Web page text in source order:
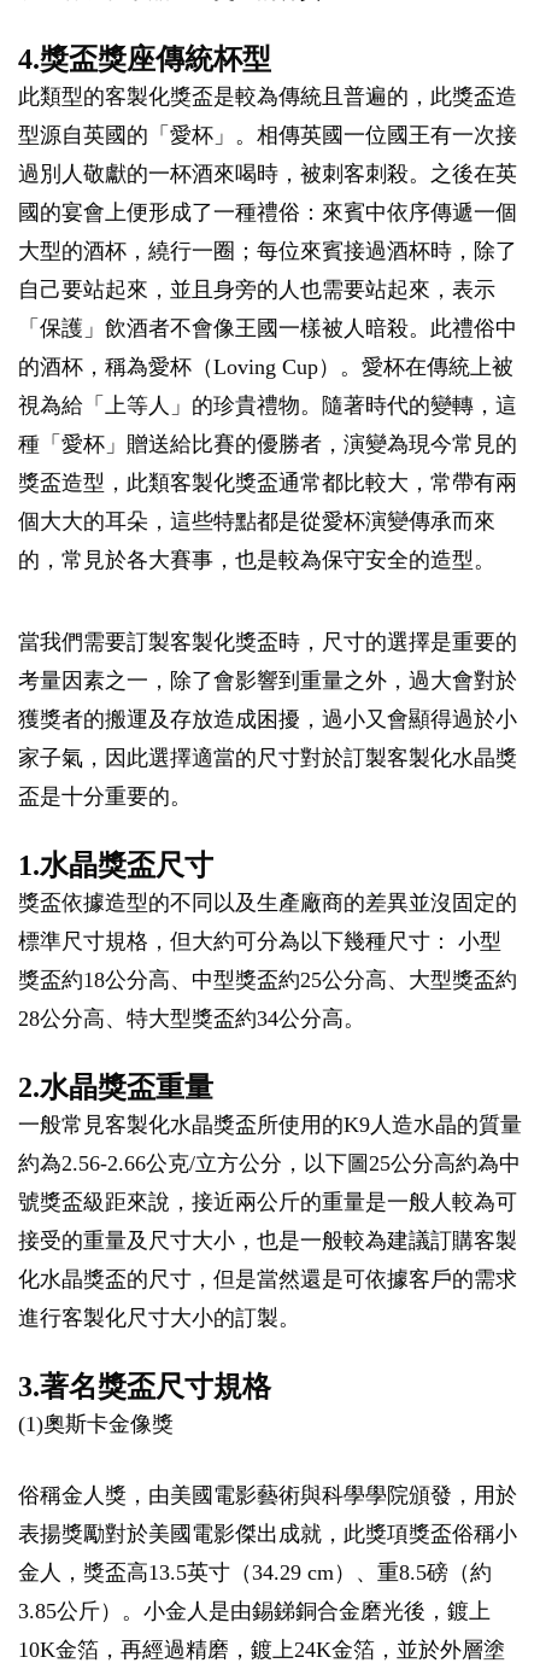
4.獎盃獎座傳統杯型
此類型的客製化獎盃是較為傳統且普遍的，此獎盃造
型源自英國的「愛杯」。相傳英國一位國王有一次接
過別人敬獻的一杯酒來喝時，被刺客刺殺。之後在英
國的宴會上便形成了一種禮俗：來賓中依序傳遞一個
大型的酒杯，繞行一圈；每位來賓接過酒杯時，除了
自己要站起來，並且身旁的人也需要站起來，表示
「保護」飲酒者不會像王國一樣被人暗殺。此禮俗中
的酒杯，稱為愛杯（Loving Cup）。愛杯在傳統上被
視為給「上等人」的珍貴禮物。隨著時代的變轉，這
種「愛杯」贈送給比賽的優勝者，演變為現今常見的
獎盃造型，此類客製化獎盃通常都比較大，常帶有兩
個大大的耳朵，這些特點都是從愛杯演變傳承而來
的，常見於各大賽事，也是較為保守安全的造型。
當我們需要訂製客製化獎盃時，尺寸的選擇是重要的
考量因素之一，除了會影響到重量之外，過大會對於
獲獎者的搬運及存放造成困擾，過小又會顯得過於小
家子氣，因此選擇適當的尺寸對於訂製客製化水晶獎
盃是十分重要的。
1.水晶獎盃尺寸
獎盃依據造型的不同以及生產廠商的差異並沒固定的
標準尺寸規格，但大約可分為以下幾種尺寸： 小型
獎盃約18公分高、中型獎盃約25公分高、大型獎盃約
28公分高、特大型獎盃約34公分高。
2.水晶獎盃重量
一般常見客製化水晶獎盃所使用的K9人造水晶的質量
約為2.56-2.66公克/立方公分，以下圖25公分高約為中
號獎盃級距來說，接近兩公斤的重量是一般人較為可
接受的重量及尺寸大小，也是一般較為建議訂購客製
化水晶獎盃的尺寸，但是當然還是可依據客戶的需求
進行客製化尺寸大小的訂製。
3.著名獎盃尺寸規格
(1)奧斯卡金像獎
俗稱金人獎，由美國電影藝術與科學學院頒發，用於
表揚獎勵對於美國電影傑出成就，此獎項獎盃俗稱小
金人，獎盃高13.5英寸（34.29 cm）、重8.5磅（約
3.85公斤）。小金人是由錫銻銅合金磨光後，鍍上
10K金箔，再經過精磨，鍍上24K金箔，並於外層塗